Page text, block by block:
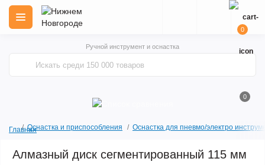
Ручной инструмент и оснастка
0
0
ГлавнаяОснастка и приспособления Оснастка для пневмо/электро
Алмазный диск сегментированный 115 мм